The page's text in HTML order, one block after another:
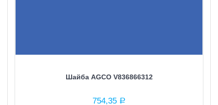
Шайба AGCO V836866312
754,35 Р